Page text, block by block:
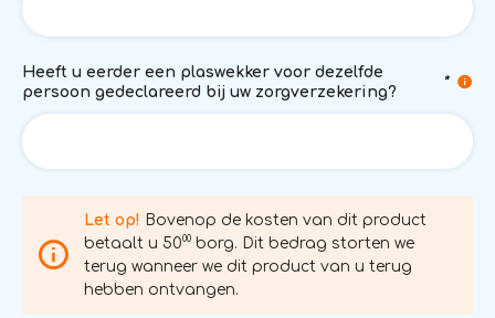
Heeft u eerder een plaswekker voor dezelfde
persoon gedeclareerd bij uw zorgverzekering?
*
Let op! Bovenop de kosten van dit product
betaalt u 5000 borg. Dit bedrag storten we
terug wanneer we dit product van u terug
hebben ontvangen.